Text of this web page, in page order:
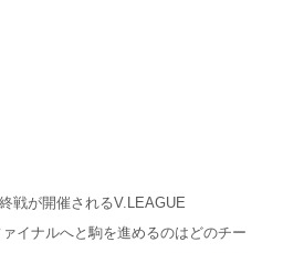
戦が開催されるV.LEAGUE
イナルへと駒を進めるのはどのチー